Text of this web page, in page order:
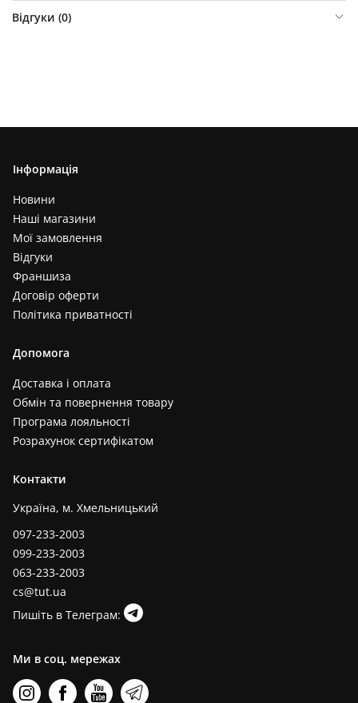
Відгуки (0)
Інформація
Новини
Наші магазини
Мої замовлення
Відгуки
Франшиза
Договір оферти
Політика приватності
Допомога
Доставка і оплата
Обмін та повернення товару
Програма лояльності
Розрахунок сертифікатом
Контакти
Україна, м. Хмельницький
097-233-2003
099-233-2003
063-233-2003
cs@tut.ua
Пишіть в Телеграм:
Ми в соц. мережах